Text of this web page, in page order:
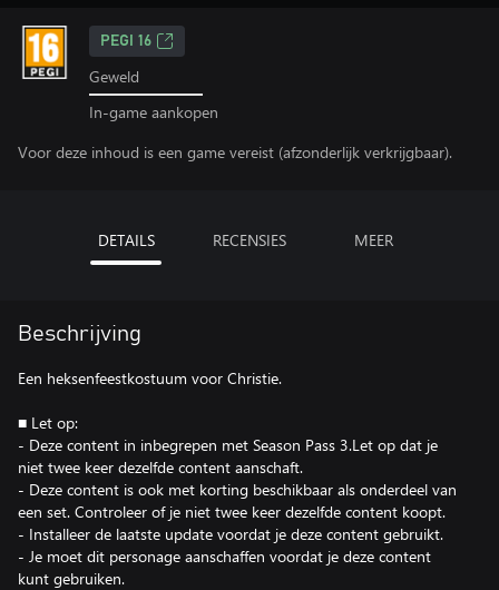
PEGI 16
Geweld
In-game aankopen
Voor deze inhoud is een game vereist (afzonderlijk verkrijgbaar).
DETAILS RECENSIES MEER
Beschrijving
Een heksenfeestkostuum voor Christie.
■ Let op:
- Deze content in inbegrepen met Season Pass 3.Let op dat je
niet twee keer dezelfde content aanschaft.
- Deze content is ook met korting beschikbaar als onderdeel van
een set. Controleer of je niet twee keer dezelfde content koopt.
- Installeer de laatste update voordat je deze content gebruikt.
- Je moet dit personage aanschaffen voordat je deze content
kunt gebruiken.